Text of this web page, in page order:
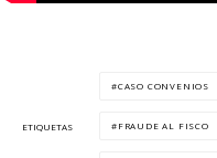
ETIQUETAS
CASO CONVENIOS
FRAUDE AL FISCO